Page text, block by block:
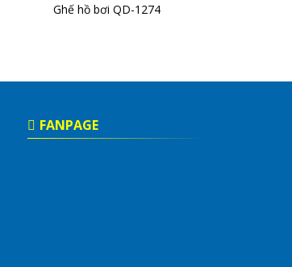
Ghế hồ bơi QD-1274
FANPAGE